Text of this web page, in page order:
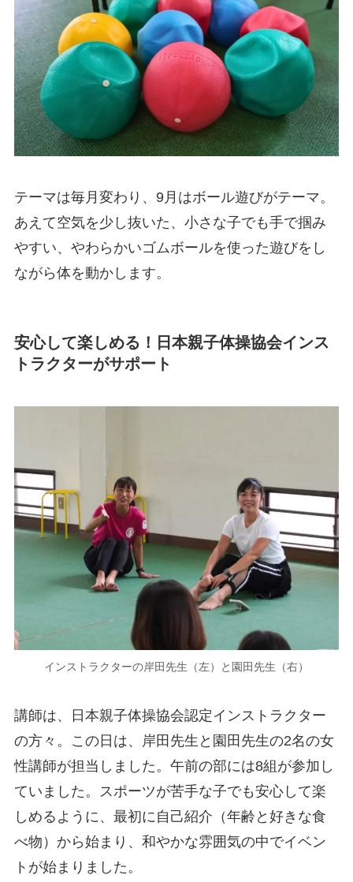
テーマは毎月変わり、9月はボール遊びがテーマ。
あえて空気を少し抜いた、小さな子でも手で掴み
やすい、やわらかいゴムボールを使った遊びをし
ながら体を動かします。
安心して楽しめる！日本親子体操協会インス
トラクターがサポート
インストラクターの岸田先生（左）と園田先生（右）
講師は、日本親子体操協会認定インストラクター
の方々。この日は、岸田先生と園田先生の2名の女
性講師が担当しました。午前の部には8組が参加し
ていました。スポーツが苦手な子でも安心して楽
しめるように、最初に自己紹介（年齢と好きな食
べ物）から始まり、和やかな雰囲気の中でイベン
トが始まりました。